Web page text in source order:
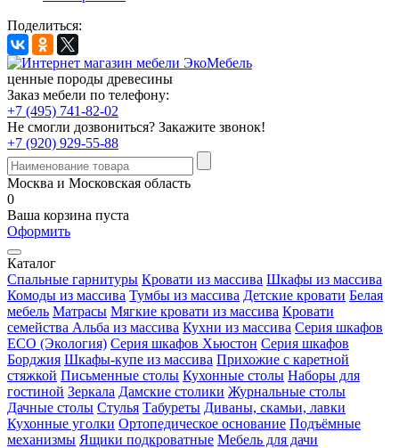
Поделиться:
ценные породы древесины
Заказ мебели по телефону:
+7 (495) 741-82-02
Не смогли дозвониться? Закажите звонок!
+7 (920) 929-55-88
Москва и Московская область
0
Ваша корзина пуста
Оформить
Каталог
Спальные гарнитуры Кровати из массива Шкафы из массива
Комоды из массива Тумбы из массива Детские кровати Белая
мебель Матрасы Мягкие кровати из массива Кровати
семейства Альба из массива Кухни из массива Серия шкафов
ECO (Экология) Серия шкафов Хьюстон Серия шкафов
Борджия Шкафы-купе из массива Прихожие с каретной
стяжкой Письменные столы Кухонные столы Наборы для
гостиной Зеркала Дамские столики Журнальные столы
Дачные столы Стулья Табуреты Диваны, скамьи, лавки
Кухонные уголки Ортопедическое основание Подъёмные
механизмы Ящики подкроватные Мебель для дачи